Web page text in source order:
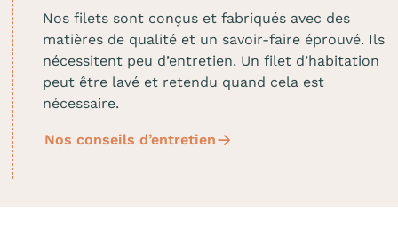
Nos filets sont conçus et fabriqués avec des
matières de qualité et un savoir-faire éprouvé. Ils
nécessitent peu d’entretien. Un filet d’habitation
peut être lavé et retendu quand cela est
nécessaire.
Nos conseils d’entretien